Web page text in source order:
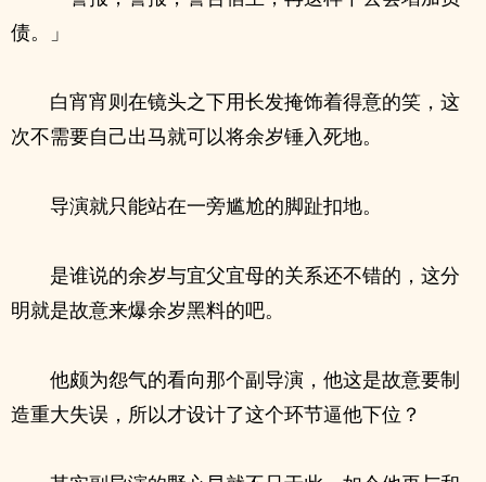
债。」
白宵宵则在镜头之下用长发掩饰着得意的笑，这
次不需要自己出马就可以将余岁锤入死地。
导演就只能站在一旁尴尬的脚趾扣地。
是谁说的余岁与宜父宜母的关系还不错的，这分
明就是故意来爆余岁黑料的吧。
他颇为怨气的看向那个副导演，他这是故意要制
造重大失误，所以才设计了这个环节逼他下位？